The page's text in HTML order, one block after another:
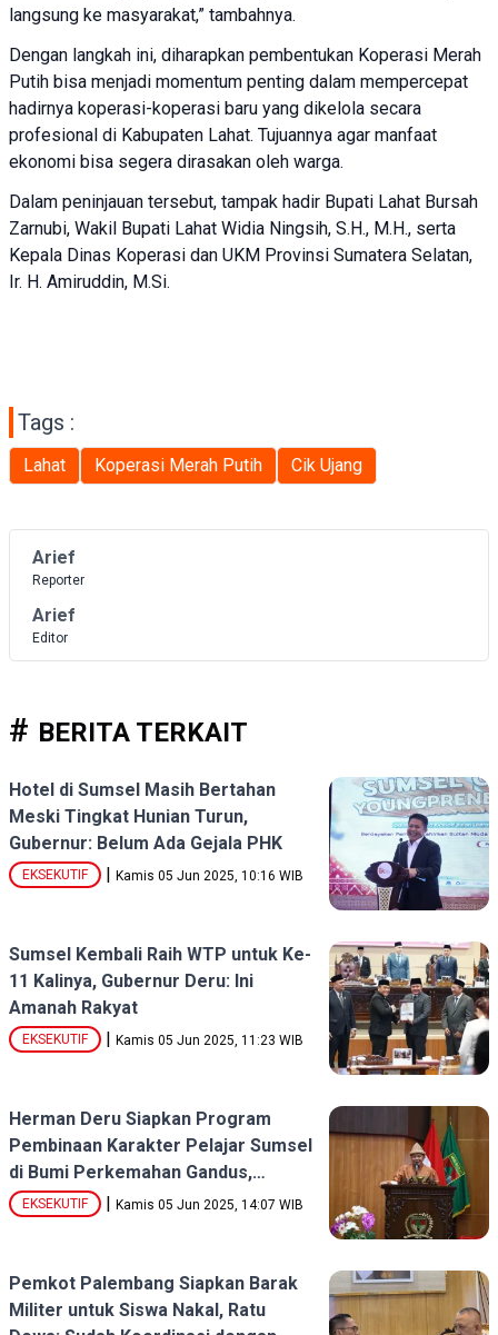
langsung ke masyarakat,” tambahnya.
Dengan langkah ini, diharapkan pembentukan Koperasi Merah
Putih bisa menjadi momentum penting dalam mempercepat
hadirnya koperasi-koperasi baru yang dikelola secara
profesional di Kabupaten Lahat. Tujuannya agar manfaat
ekonomi bisa segera dirasakan oleh warga.
Dalam peninjauan tersebut, tampak hadir Bupati Lahat Bursah
Zarnubi, Wakil Bupati Lahat Widia Ningsih, S.H., M.H., serta
Kepala Dinas Koperasi dan UKM Provinsi Sumatera Selatan,
Ir. H. Amiruddin, M.Si.
Tags :
Lahat Koperasi Merah Putih Cik Ujang
Arief
Reporter
Arief
Editor
BERITA TERKAIT
Hotel di Sumsel Masih Bertahan
Meski Tingkat Hunian Turun,
Gubernur: Belum Ada Gejala PHK
EKSEKUTIF | Kamis 05 Jun 2025, 10:16 WIB
Sumsel Kembali Raih WTP untuk Ke-
11 Kalinya, Gubernur Deru: Ini
Amanah Rakyat
EKSEKUTIF | Kamis 05 Jun 2025, 11:23 WIB
Herman Deru Siapkan Program
Pembinaan Karakter Pelajar Sumsel
di Bumi Perkemahan Gandus,
Didukung Mendikdasmen
EKSEKUTIF | Kamis 05 Jun 2025, 14:07 WIB
Pemkot Palembang Siapkan Barak
Militer untuk Siswa Nakal, Ratu